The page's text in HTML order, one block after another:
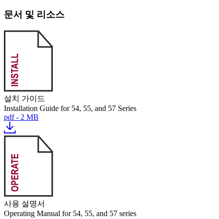
문서 및 리소스
설치 가이드
Installation Guide for 54, 55, and 57 Series
pdf - 2 MB
사용 설명서
Operating Manual for 54, 55, and 57 series